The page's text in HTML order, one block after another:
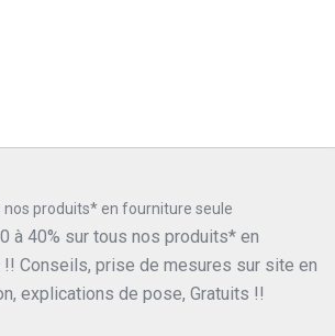
nos produits* en fourniture seule
à 40% sur tous nos produits* en
Conseils, prise de mesures sur site en
explications de pose, Gratuits !!